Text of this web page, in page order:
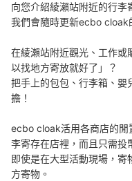
綾瀬駅北口をでて右手
置。
向您介紹綾瀨站附近的行李
我們會隨時更新ecbo cloak
在綾瀨站附近觀光、工作或
以找地方寄放就好了」？
把手上的包包、行李箱、嬰
擔！
ecbo cloak活用各商店的閒
李寄存在店裡，而且只需投
即使是在大型活動現場，寄
方寄物。